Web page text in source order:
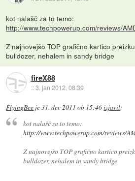
kot nalašč za to temo:
http://www.techpowerup.com/reviews/
Z najnovejšo TOP grafično kartico
bulldozer, nehalem in sandy bridge
fireX88
::3. jan 2012, 08:39
FlyingBee je31. dec 2011 ob 15:46izjavil:
kot nalašč za to temo:
http://www.techpowerup.com/reviews/
Z najnovejšo TOP grafično kartico
bulldozer, nehalem in sandy bridge